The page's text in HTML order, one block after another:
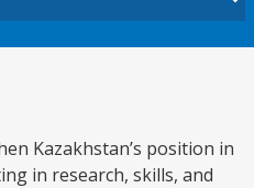
Kazakhstan’s position in
in research, skills, and